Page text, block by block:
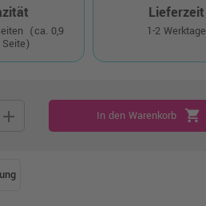
(ca. 0,9
Lieferzeit
1-2 Werktage
add In den Warenkorb shopping_cart